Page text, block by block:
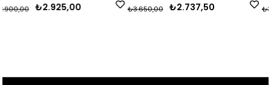
₺2.737,50
₺3.650,00 ₺3.450,00